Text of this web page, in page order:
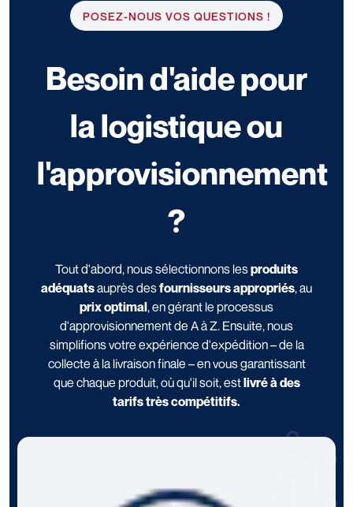
POSEZ-NOUS VOS QUESTIONS !
Besoin d'aide pour
la logistique ou
l'approvisionnement
?
Tout d'abord, nous sélectionnons lesproduits
adéquatsauprès desfournisseurs appropriés, au
prix optimal, en gérant le processus
d'approvisionnement de A à Z. Ensuite, nous
simplifions votre expérience d'expédition – de la
collecte à la livraison finale – en vous garantissant
que chaque produit, où qu'il soit, estlivré à des
tarifs très compétitifs.